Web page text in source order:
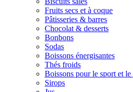
Fruits secs et à coque
Pâtisseries & barres
Chocolat & desserts
Bonbons
Sodas
Boissons énergisantes
Thés froids
Boissons pour le sport et le
Sirops